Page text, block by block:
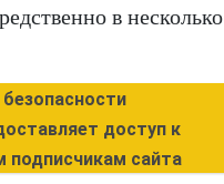
в несколько
безопасности
доступ к
сайта